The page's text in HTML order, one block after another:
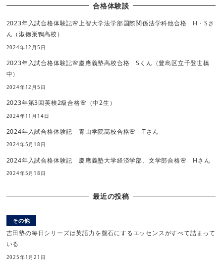
合格体験談
2023年入試合格体験記🌸上智大学法学部国際関係法学科他合格 H・Sさ
ん（淑徳巣鴨高校）
2024年12月5日
2023年入試合格体験記🌸慶應義塾高校合格 Sくん（豊島区立千登世橋
中）
2024年12月5日
2023年第3回英検2級合格🌸（中2生）
2024年11月14日
2024年入試合格体験記 青山学院高校合格🌸 Tさん
2024年5月18日
2024年入試合格体験記 慶應義塾大学経済学部、文学部合格🌸 Hさん
2024年5月18日
最近の投稿
その他
吉田塾の毎日シリーズは英語力を盤石にするエッセンスがすべて詰まって
いる
2025年1月21日